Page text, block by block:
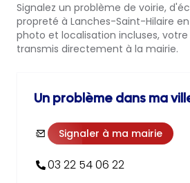
Signalez un problème de voirie,
propreté à Lanches-Saint-Hilaire
photo et localisation incluses,
transmis directement à la mairie.
Un problème dans ma
Signaler à ma mairie
03 22 54 06 22